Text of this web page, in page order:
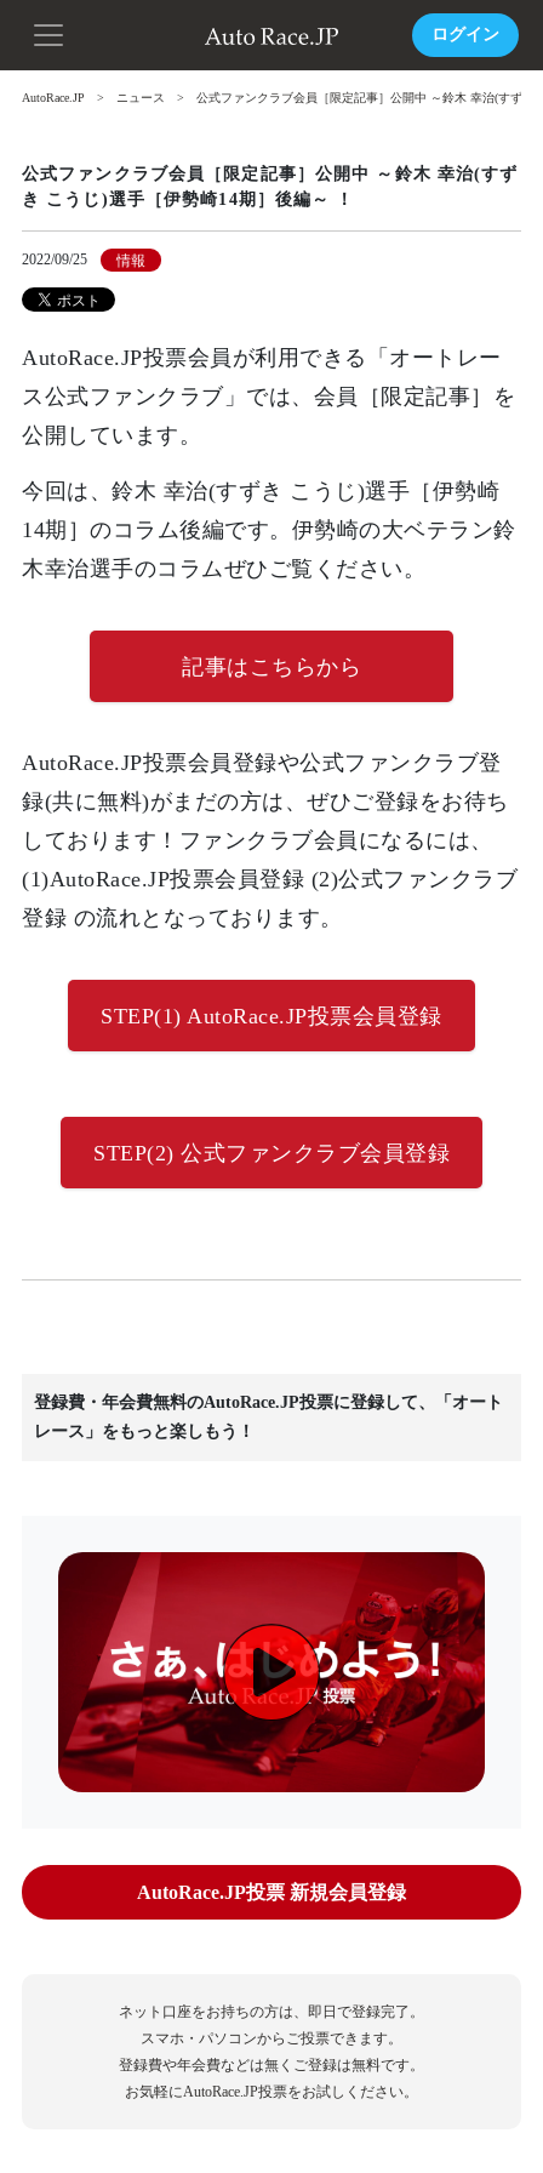
ログイン
AutoRace.JP ニュース 公式ファンクラブ会員［限定記事］公開中 ～鈴木 幸治(すずき
公式ファンクラブ会員［限定記事］公開中 ～鈴木 幸治(すず
き こうじ)選手［伊勢崎14期］後編～ ！
2022/09/25 情報
AutoRace.JP投票会員が利用できる「オートレー
ス公式ファンクラブ」では、会員［限定記事］を
公開しています。
今回は、鈴木 幸治(すずき こうじ)選手［伊勢崎
14期］のコラム後編です。伊勢崎の大ベテラン鈴
木幸治選手のコラムぜひご覧ください。
記事はこちらから
AutoRace.JP投票会員登録や公式ファンクラブ登
録(共に無料)がまだの方は、ぜひご登録をお待ち
しております！ファンクラブ会員になるには、
(1)AutoRace.JP投票会員登録 (2)公式ファンクラブ
登録 の流れとなっております。
STEP(1) AutoRace.JP投票会員登録
STEP(2) 公式ファンクラブ会員登録
登録費・年会費無料のAutoRace.JP投票に登録して、「オート
レース」をもっと楽しもう！
AutoRace.JP投票 新規会員登録
ネット口座をお持ちの方は、即日で登録完了。
スマホ・パソコンからご投票できます。
登録費や年会費などは無くご登録は無料です。
お気軽にAutoRace.JP投票をお試しください。